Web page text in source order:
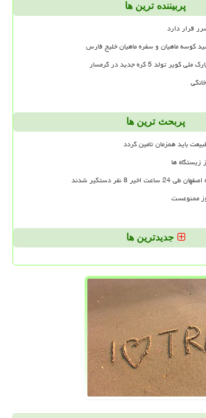
پربیننده ترین ها
قرار دارد
کوسه ماهیان و سفره ماهیان خلیج فارس
5 کره جدید در گرمسار
پربحث ترین ها
باید همزمان تامین گردد
زیستگاه ها
ممنوعست
جدیدترین ها